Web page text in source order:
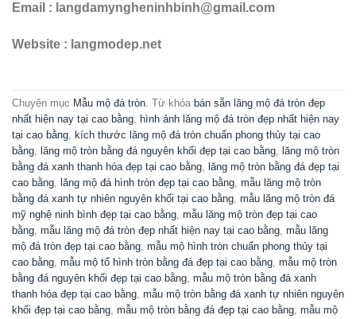
Email : langdamyngheninhbinh@gmail.com
Website : langmodep.net
Chuyên mục Mẫu mộ đá tròn. Từ khóa bán sẵn lăng mộ đá tròn đẹp
nhất hiện nay tại cao bằng, hình ảnh lăng mộ đá tròn đẹp nhất hiện nay
tại cao bằng, kích thước lăng mộ đá tròn chuẩn phong thủy tại cao
bằng, lăng mộ tròn bằng đá nguyên khối đẹp tại cao bằng, lăng mộ tròn
bằng đá xanh thanh hóa đẹp tại cao bằng, lăng mộ tròn bằng đá đẹp tại
cao bằng, lăng mộ đá hình tròn đẹp tại cao bằng, mẫu lăng mộ tròn
bằng đá xanh tự nhiên nguyên khối tại cao bằng, mẫu lăng mộ tròn đá
mỹ nghệ ninh bình đẹp tại cao bằng, mẫu lăng mộ tròn đẹp tại cao
bằng, mẫu lăng mộ đá tròn đẹp nhất hiện nay tại cao bằng, mẫu lăng
mộ đá tròn đẹp tại cao bằng, mẫu mộ hình tròn chuẩn phong thủy tại
cao bằng, mẫu mộ tổ hình tròn bằng đá đẹp tại cao bằng, mẫu mộ tròn
bằng đá nguyên khối đẹp tại cao bằng, mẫu mộ tròn bằng đá xanh
thanh hóa đẹp tại cao bằng, mẫu mộ tròn bằng đá xanh tự nhiên nguyên
khối đẹp tại cao bằng, mẫu mộ tròn bằng đá đẹp tại cao bằng, mẫu mộ